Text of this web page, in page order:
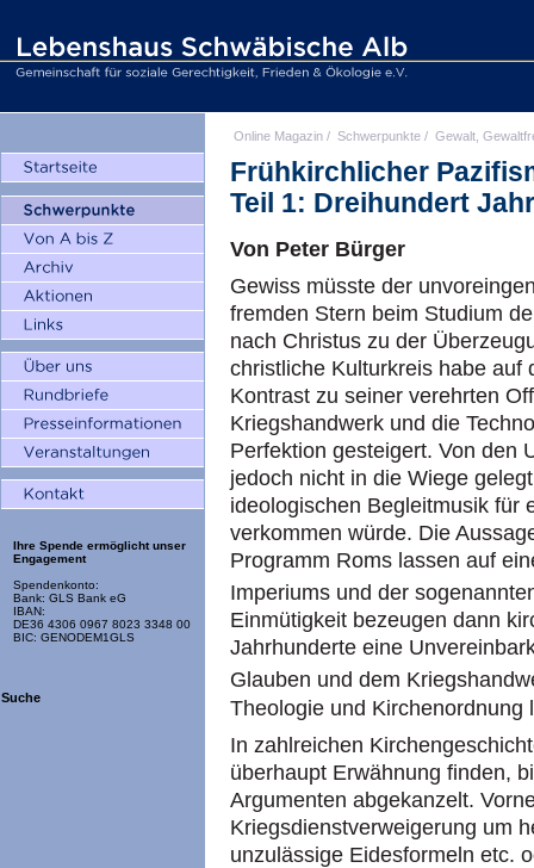
Ihre Spende ermöglicht unser
Engagement
Spendenkonto:
Bank: GLS Bank eG
IBAN:
DE36 4306 0967 8023 3348 00
BIC: GENODEM1GLS
Suche
Online Magazin / Schwerpunkte / Gewalt,
Frühkirchlicher
Teil 1: Dreihundert
Von Peter Bürger
Gewiss müsste der
fremden Stern beim Studium
nach Christus zu der
christliche Kulturkreis habe auf
Kontrast zu seiner verehrten
Kriegshandwerk und die
Perfektion gesteigert. Von den
jedoch nicht in die Wiege
ideologischen Begleitmusik für
verkommen würde. Die
Programm Roms lassen auf
Imperiums und der
Einmütigkeit bezeugen dann
Jahrhunderte eine
Glauben und dem
Theologie und Kirchenordnung
In zahlreichen
überhaupt Erwähnung finden,
Argumenten abgekanzelt.
Kriegsdienstverweigerung um
unzulässige Eidesformeln etc.